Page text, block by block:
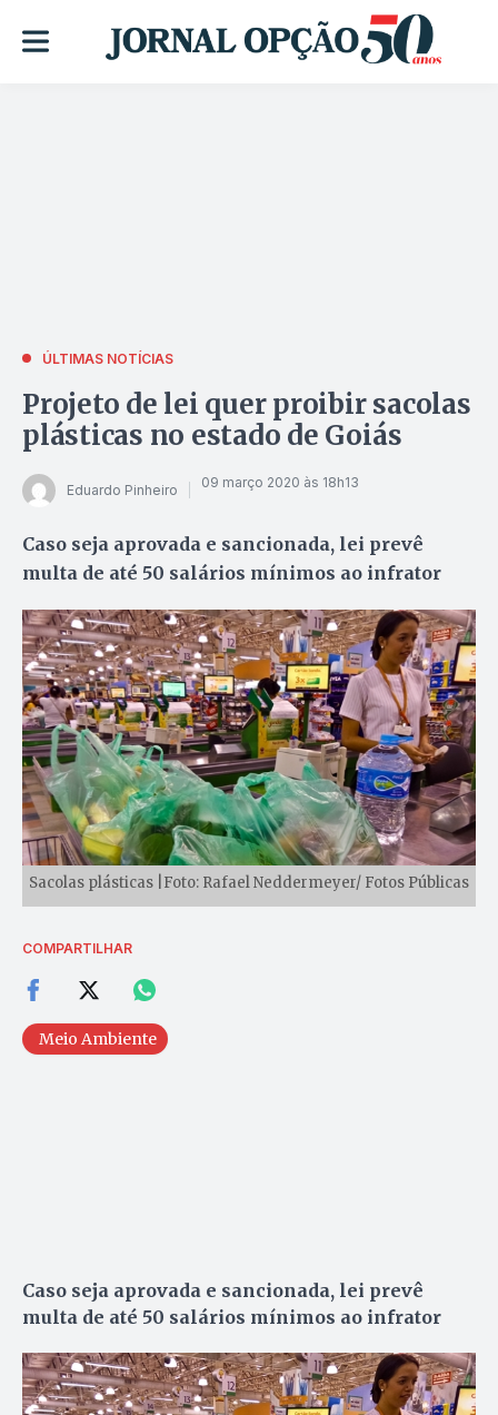
ÚLTIMAS NOTÍCIAS
Projeto de lei quer proibir sacolas
plásticas no estado de Goiás
Eduardo Pinheiro 09 março 2020 às 18h13
Caso seja aprovada e sancionada, lei prevê
multa de até 50 salários mínimos ao infrator
Sacolas plásticas |Foto: Rafael Neddermeyer/ Fotos Públicas
COMPARTILHAR
Meio Ambiente
Caso seja aprovada e sancionada, lei prevê
multa de até 50 salários mínimos ao infrator